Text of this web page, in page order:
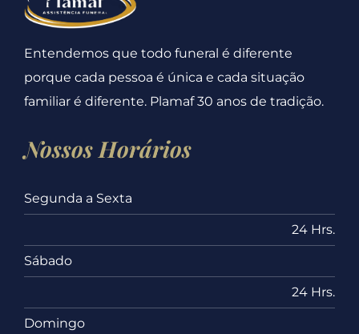
Entendemos que todo funeral é diferente
porque cada pessoa é única e cada situação
familiar é diferente. Plamaf 30 anos de tradição.
Nossos Horários
Segunda a Sexta
24 Hrs.
Sábado
24 Hrs.
Domingo